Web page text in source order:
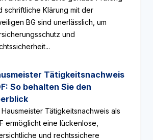
schriftliche Klärung mit der
BG sind unerlässlich, um
und
Tätigkeitsnachweis
So behalten Sie den
Hausmeister Tätigkeitsnachweis als
ermöglicht eine lückenlose,
und rechtssichere